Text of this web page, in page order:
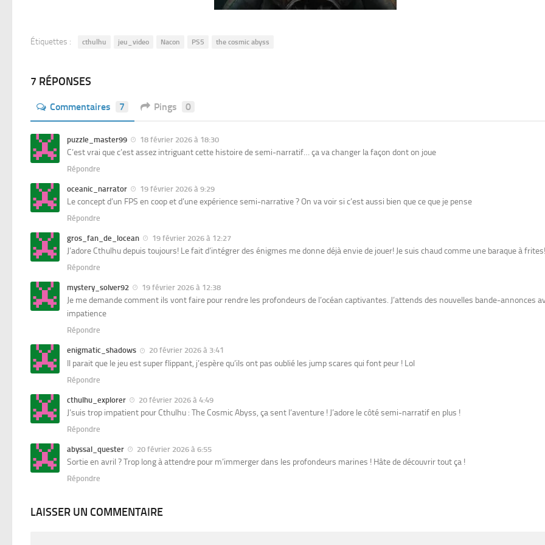
Étiquettes : cthulhu jeu_video Nacon PS5 the cosmic abyss
7 RÉPONSES
Commentaires 7 Pings 0
puzzle_master99 18 février 2026 à 18:30
C’est vrai que c’est assez intriguant cette histoire de semi-narratif… ça va changer la façon dont on joue
Répondre
oceanic_narrator 19 février 2026 à 9:29
Le concept d’un FPS en coop et d’une expérience semi-narrative ? On va voir si c’est aussi bien que ce que je pense
Répondre
gros_fan_de_locean 19 février 2026 à 12:27
J’adore Cthulhu depuis toujours! Le fait d’intégrer des énigmes me donne déjà envie de jouer! Je suis chaud comme une baraque à frites!
Répondre
mystery_solver92 19 février 2026 à 12:38
Je me demande comment ils vont faire pour rendre les profondeurs de l’océan captivantes. J’attends des nouvelles bande-annonces
impatience
Répondre
enigmatic_shadows 20 février 2026 à 3:41
Il parait que le jeu est super flippant, j’espère qu’ils ont pas oublié les jump scares qui font peur ! Lol
Répondre
cthulhu_explorer 20 février 2026 à 4:49
J’suis trop impatient pour Cthulhu : The Cosmic Abyss, ça sent l’aventure ! J’adore le côté semi-narratif en plus !
Répondre
abyssal_quester 20 février 2026 à 6:55
Sortie en avril ? Trop long à attendre pour m’immerger dans les profondeurs marines ! Hâte de découvrir tout ça !
Répondre
LAISSER UN COMMENTAIRE